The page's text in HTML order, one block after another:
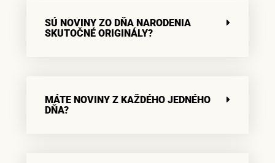
SÚ NOVINY ZO DŇA NARODENIA
SKUTOČNÉ ORIGINÁLY?
MÁTE NOVINY Z KAŽDÉHO JEDNÉHO
DŇA?